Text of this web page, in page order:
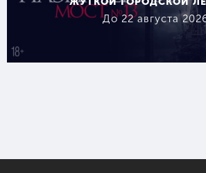
До 22 августа